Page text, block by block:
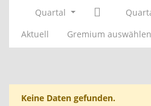
Quartal
Aktuell
Gremium auswählen
Keine Daten gefunden.